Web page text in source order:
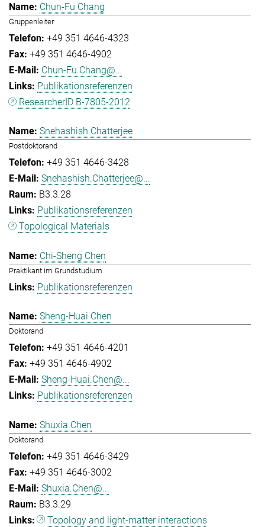
Chun-Fu Chang
Gruppenleiter
+49 351 4646-4323
+49 351 4646-4902
Chun-Fu.Chang@...
Publikationsreferenzen
ResearcherID B-7805-2012
Snehashish Chatterjee
Postdoktorand
+49 351 4646-3428
Snehashish.Chatterjee@...
B3.3.28
Publikationsreferenzen
Topological Materials
Chi-Sheng Chen
Praktikant im Grundstudium
Publikationsreferenzen
Sheng-Huai Chen
Doktorand
+49 351 4646-4201
+49 351 4646-4902
Sheng-Huai.Chen@...
Publikationsreferenzen
Shuxia Chen
Doktorand
+49 351 4646-3429
+49 351 4646-3002
Shuxia.Chen@...
B3.3.29
Topology and light-matter interactions